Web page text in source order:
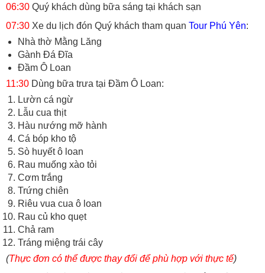
06:30 Quý khách dùng bữa sáng tại khách sạn
07:30 Xe du lịch đón Quý khách tham quan Tour Phú Yên:
Nhà thờ Mằng Lăng
Gành Đá Đĩa
Đầm Ô Loan
11:30 Dùng bữa trưa tại Đầm Ô Loan:
Lườn cá ngừ
Lẫu cua thịt
Hàu nướng mỡ hành
Cá bóp kho tộ
Sò huyết ô loan
Rau muống xào tỏi
Cơm trắng
Trứng chiên
Riêu vua cua ô loan
Rau củ kho quẹt
Chả ram
Tráng miệng trái cây
(Thực đơn có thể được thay đổi để phù hợp với thực tế)